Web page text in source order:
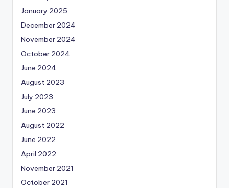
January 2025
December 2024
November 2024
October 2024
June 2024
August 2023
July 2023
June 2023
August 2022
June 2022
April 2022
November 2021
October 2021